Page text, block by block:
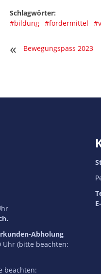
Schlagwörter:
#bildung #fördermittel
« Bewegungspass 2023
Abholung
Uhr (bitte beachten:
beachten: